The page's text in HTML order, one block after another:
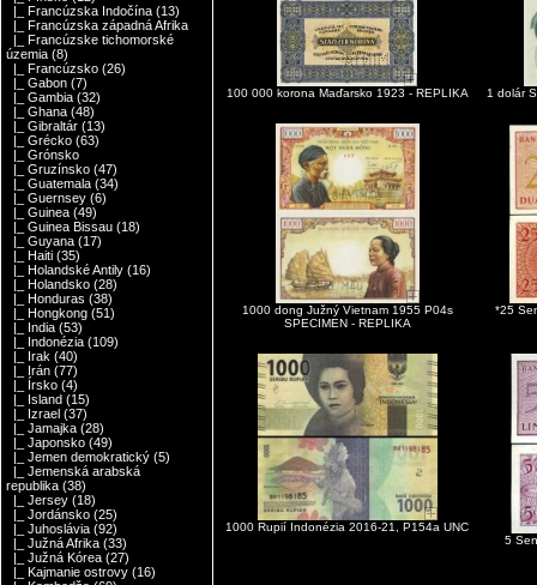
|_ Francúzska Indočína (13)
|_ Francúzska západná Afrika
|_ Francúzske tichomorské
územia (8)
|_ Francúzsko (26)
|_ Gabon (7)
|_ Gambia (32)
|_ Ghana (48)
|_ Gibraltár (13)
|_ Grécko (63)
|_ Grónsko
|_ Gruzínsko (47)
|_ Guatemala (34)
|_ Guernsey (6)
|_ Guinea (49)
|_ Guinea Bissau (18)
|_ Guyana (17)
|_ Haiti (35)
|_ Holandské Antily (16)
|_ Holandsko (28)
|_ Honduras (38)
|_ Hongkong (51)
|_ India (53)
|_ Indonézia (109)
|_ Irak (40)
|_ Irán (77)
|_ Írsko (4)
|_ Island (15)
|_ Izrael (37)
|_ Jamajka (28)
|_ Japonsko (49)
|_ Jemen demokratický (5)
|_ Jemenská arabská
republika (38)
|_ Jersey (18)
|_ Jordánsko (25)
|_ Juhoslávia (92)
|_ Južná Afrika (33)
|_ Južná Kórea (27)
|_ Kajmanie ostrovy (16)
100 000 korona Maďarsko 1923 - REPLIKA 1 dolár
1000 dong Južný Vietnam 1955 P04s
SPECIMEN - REPLIKA
*25
1000 Rupií Indonézia 2016-21, P154a UNC
5